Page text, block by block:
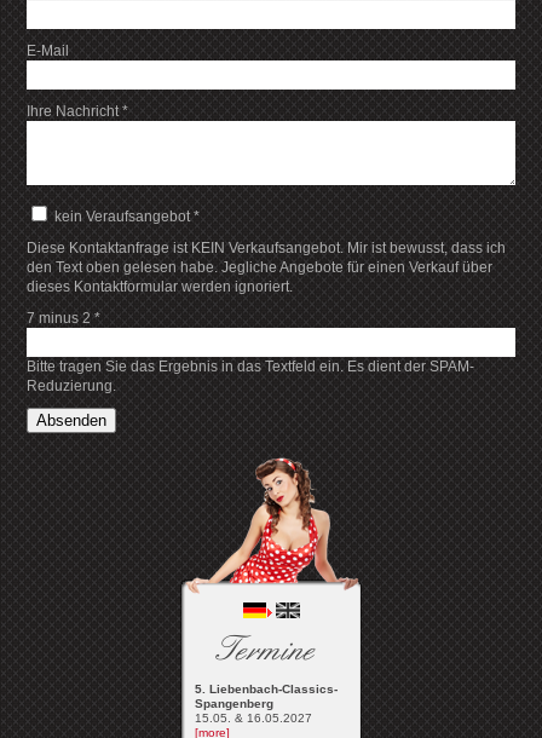
E-Mail
Ihre Nachricht*
kein Veraufsangebot*
Diese Kontaktanfrage ist KEIN Verkaufsangebot. Mir ist bewusst, dass ich
den Text oben gelesen habe. Jegliche Angebote für einen Verkauf über
dieses Kontaktformular werden ignoriert.
7 minus 2*
Bitte tragen Sie das Ergebnis in das Textfeld ein. Es dient der SPAM-
Reduzierung.
Absenden
Termine
5. Liebenbach-Classics-
Spangenberg
15.05. & 16.05.2027
[more]